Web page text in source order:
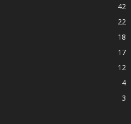
42
22
18
17
12
4
3